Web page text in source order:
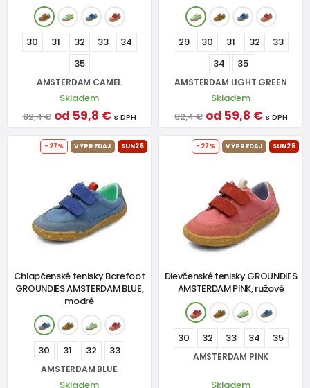
30 31 32 33
34
35
AMSTERDAM CAMEL
Skladem
82,4 € od 59,8 € s DPH
29 30 31 32
33
34
35
AMSTERDAM LIGHT GREEN
Skladem
82,4 € od 59,8 € s DPH
-27% VÝPREDAJ SUN25
Chlapčenské tenisky Barefoot
GROUNDIES AMSTERDAM BLUE,
modré
30 31 32 33
AMSTERDAM BLUE
Skladem
-27% VÝPREDAJ SUN25
Dievčenské tenisky GROUNDIES
AMSTERDAM PINK, ružové
30 32 33 34 35
AMSTERDAM PINK
Skladem